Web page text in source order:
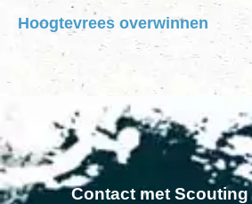
Hoogtevrees overwinnen
Contact met